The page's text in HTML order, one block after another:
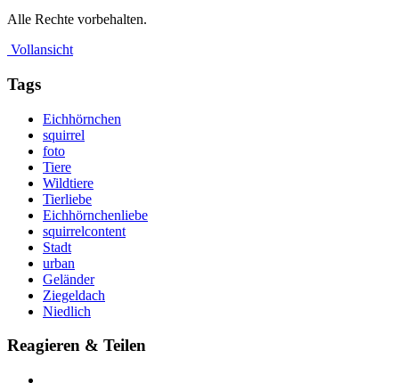
Alle Rechte vorbehalten.
Vollansicht
Tags
Eichhörnchen
squirrel
foto
Tiere
Wildtiere
Tierliebe
Eichhörnchenliebe
squirrelcontent
Stadt
urban
Geländer
Ziegeldach
Niedlich
Reagieren & Teilen